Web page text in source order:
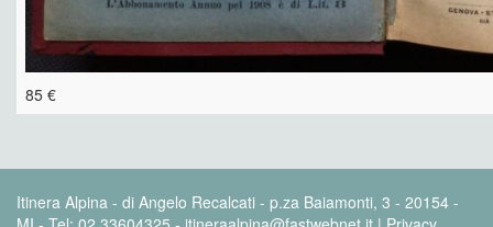
85 €
Itinera Alpina - di Angelo Recalcati - p.za Baiamonti, 3 - 20154 -